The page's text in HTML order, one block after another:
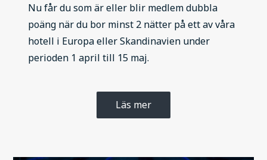
Nu får du som är eller blir medlem dubbla
poäng när du bor minst 2 nätter på ett av våra
hotell i Europa eller Skandinavien under
perioden 1 april till 15 maj.
Läs mer